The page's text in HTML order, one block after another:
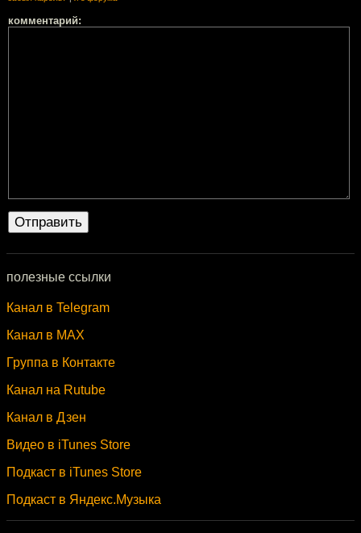
комментарий:
полезные ссылки
Канал в Telegram
Канал в MAX
Группа в Контакте
Канал на Rutube
Канал в Дзен
Видео в iTunes Store
Подкаст в iTunes Store
Подкаст в Яндекс.Музыка